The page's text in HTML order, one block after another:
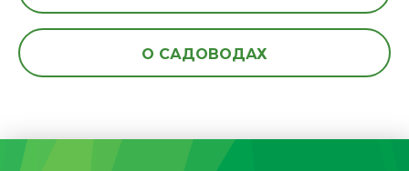
О САДОВОДАХ